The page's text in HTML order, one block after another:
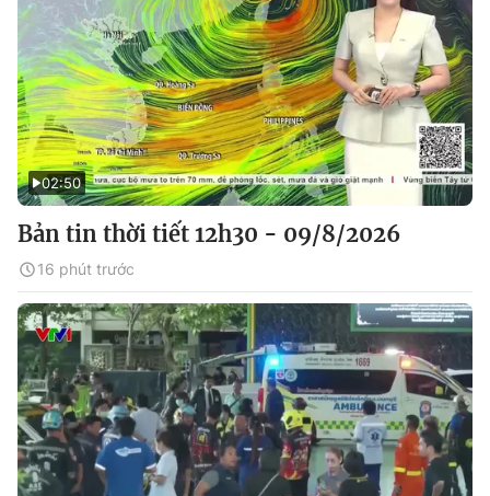
02:50
Bản tin thời tiết 12h30 - 09/8/2026
16 phút trước